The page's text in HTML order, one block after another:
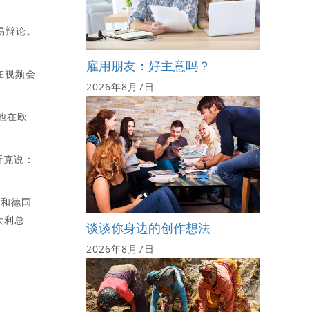
论。
视频会
在欧
说：
德国
总
雇用朋友：好主意吗？
2026年8月7日
谈谈你身边的创作想法
2026年8月7日